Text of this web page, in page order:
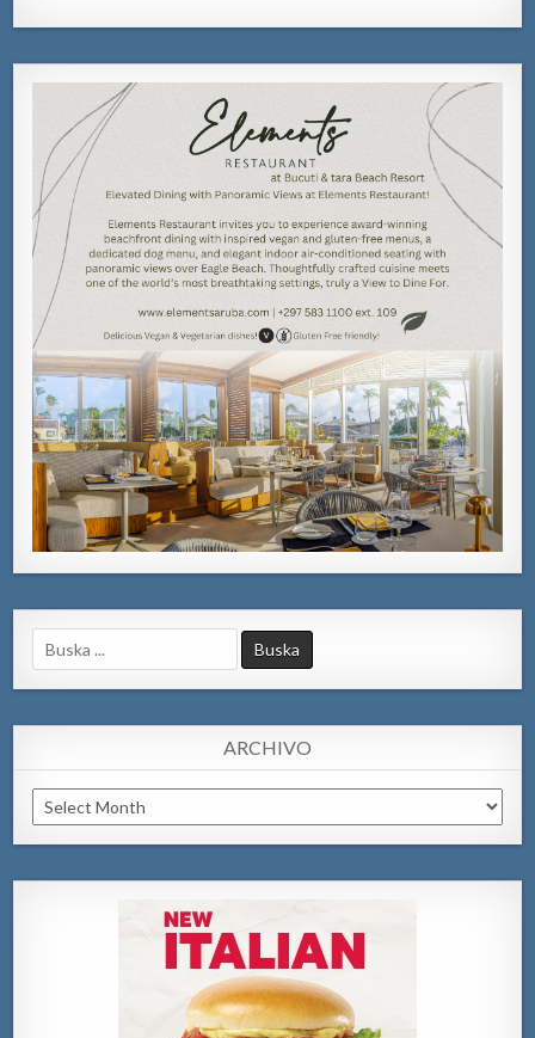
Search
for:
ARCHIVO
Archivo